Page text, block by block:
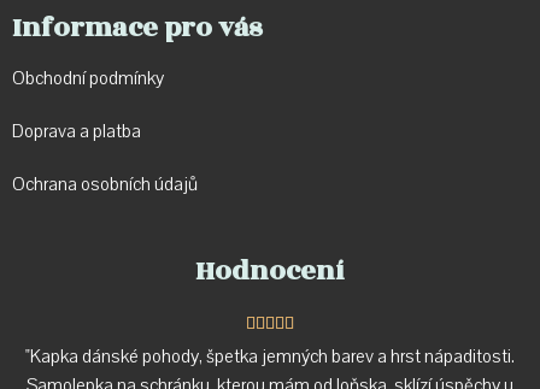
Informace pro vás
Obchodní podmínky
Doprava a platba
Ochrana osobních údajů
Hodnocení

"Kapka dánské pohody, špetka jemných barev a hrst nápaditosti.